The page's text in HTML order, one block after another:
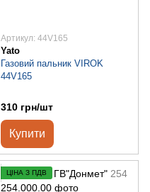
Артикул: 44V165
Yato
Газовий пальник VIROK
44V165
310 грн/шт
Купити
ЦІНА З ПДВ